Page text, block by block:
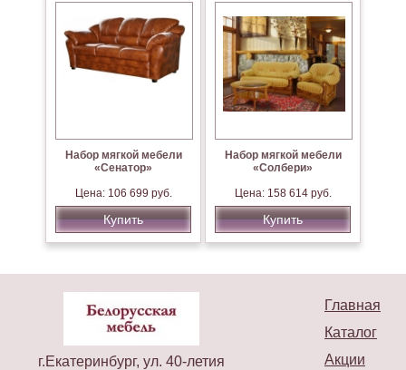
Набор мягкой мебели
«Сенатор»
Цена: 106 699 руб.
Купить
Набор мягкой мебели
«Солбери»
Цена: 158 614 руб.
Купить
Главная
Каталог
Акции
г.Екатеринбург, ул. 40-летия